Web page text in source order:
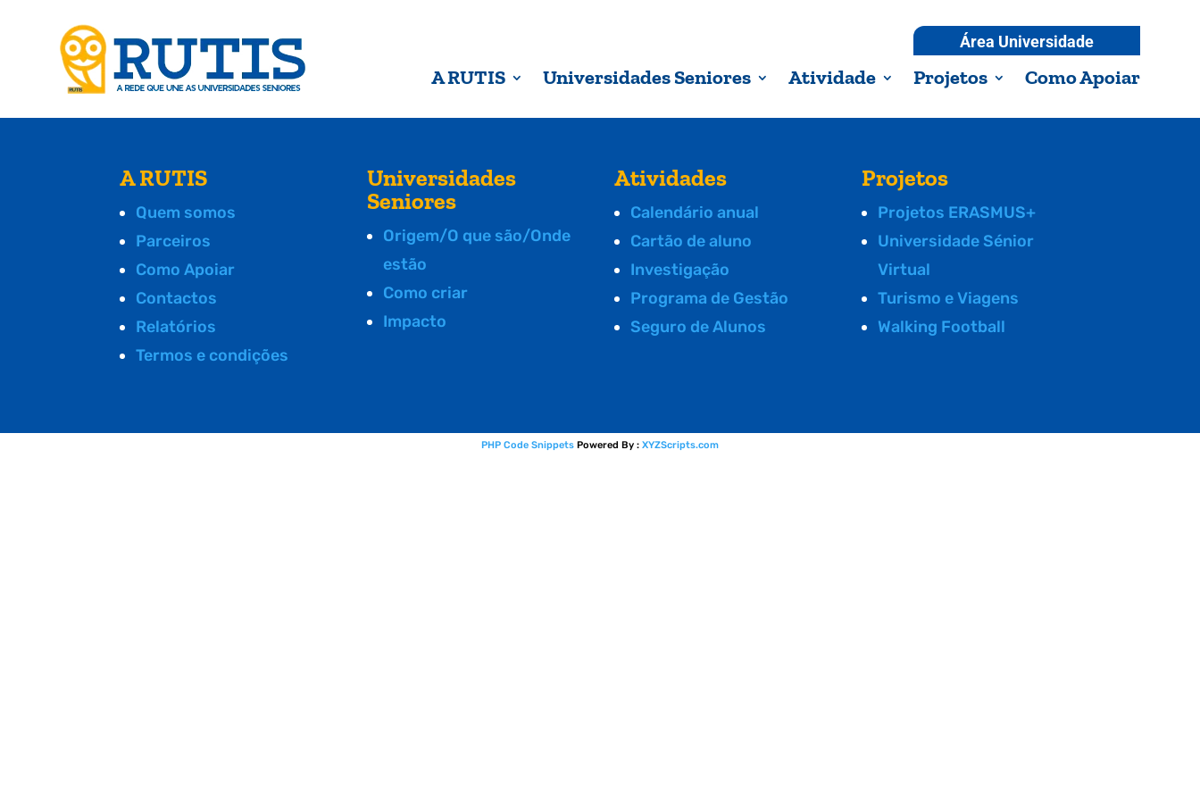
Área Universidade
A RUTIS Universidades Seniores Atividade Projetos Como Apoiar
A RUTIS
Quem somos
Parceiros
Como Apoiar
Contactos
Relatórios
Termos e condições
Universidades
Seniores
Origem/O que são/Onde
estão
Como criar
Impacto
Atividades
Calendário anual
Cartão de aluno
Investigação
Programa de Gestão
Seguro de Alunos
Projetos
Projetos ERASMUS+
Universidade Sénior
Virtual
Turismo e Viagens
Walking Football
PHP Code Snippets Powered By : XYZScripts.com